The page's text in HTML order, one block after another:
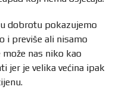
dobrotu pokazujemo
i previše ali nisamo
nas niko kao
jer je velika većina ipak